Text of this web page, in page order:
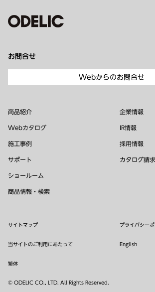
お問合せ
Webからのお問合せ
商品紹介
Webカタログ
施工事例
サポート
ショールーム
商品情報・検索
企業情報
IR情報
採用情報
カタログ請求
サイトマップ プライバシー
当サイトのご利用にあたって English
繁体
© ODELIC CO., LTD. All Rights Reserved.